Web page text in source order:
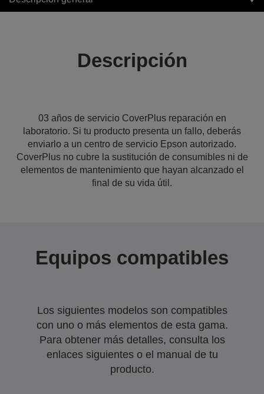
Descripción
03 años de servicio CoverPlus reparación en
laboratorio. Si tu producto presenta un fallo, deberás
enviarlo a un centro de servicio Epson autorizado.
CoverPlus no cubre la sustitución de consumibles ni de
elementos de mantenimiento que hayan alcanzado el
final de su vida útil.
Equipos compatibles
Los siguientes modelos son compatibles
con uno o más elementos de esta gama.
Para obtener más detalles, consulta los
enlaces siguientes o el manual de tu
producto.